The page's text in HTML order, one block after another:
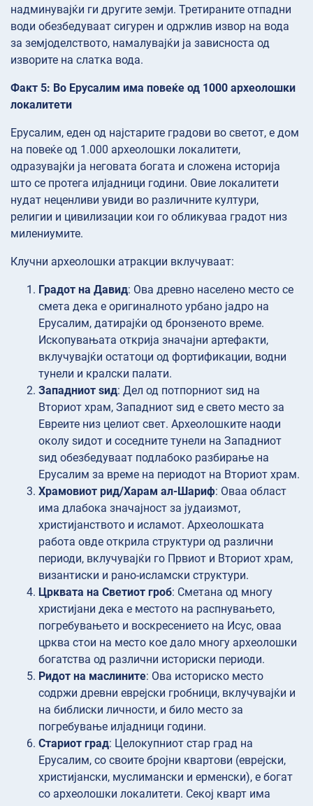
надминувајќи ги другите земји. Третираните отпадни
води обезбедуваат сигурен и одржлив извор на вода
за земјоделството, намалувајќи ја зависноста од
изворите на слатка вода.
Факт 5: Во Ерусалим има повеќе од 1000 археолошки
локалитети
Ерусалим, еден од најстарите градови во светот, е дом
на повеќе од 1.000 археолошки локалитети,
одразувајќи ја неговата богата и сложена историја
што се протега илјадници години. Овие локалитети
нудат неценливи увиди во различните култури,
религии и цивилизации кои го обликуваа градот низ
милениумите.
Клучни археолошки атракции вклучуваат:
Градот на Давид: Ова древно населено место се
смета дека е оригиналното урбано јадро на
Ерусалим, датирајќи од бронзеното време.
Ископувањата открија значајни артефакти,
вклучувајќи остатоци од фортификации, водни
тунели и кралски палати.
Западниот ѕид: Дел од потпорниот ѕид на
Вториот храм, Западниот ѕид е свето место за
Евреите низ целиот свет. Археолошките наоди
околу ѕидот и соседните тунели на Западниот
ѕид обезбедуваат подлабоко разбирање на
Ерусалим за време на периодот на Вториот храм.
Храмовиот рид/Харам ал-Шариф: Оваа област
има длабока значајност за јудаизмот,
христијанството и исламот. Археолошката
работа овде открила структури од различни
периоди, вклучувајќи го Првиот и Вториот храм,
византиски и рано-исламски структури.
Црквата на Светиот гроб: Сметана од многу
христијани дека е местото на распнувањето,
погребувањето и воскресението на Исус, оваа
црква стои на место кое дало многу археолошки
богатства од различни историски периоди.
Ридот на маслините: Ова историско место
содржи древни еврејски гробници, вклучувајќи и
на библиски личности, и било место за
погребување илјадници години.
Стариот град: Целокупниот стар град на
Ерусалим, со своите бројни квартови (еврејски,
христијански, муслимански и ерменски), е богат
со археолошки локалитети. Секој кварт има